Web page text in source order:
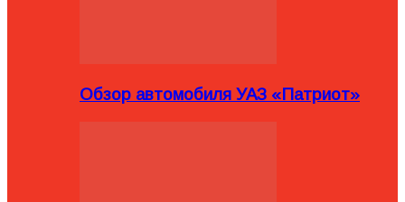
Обзор автомобиля УАЗ «Патриот»